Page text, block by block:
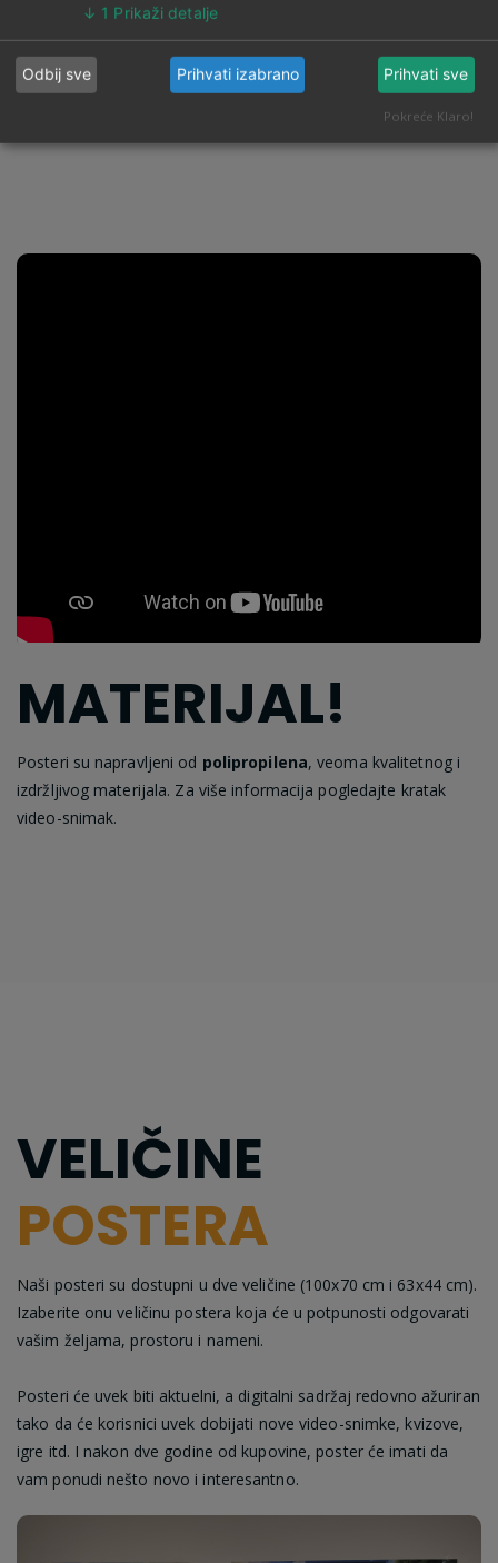
↓ 1 Prikaži detalje
Odbij sve Prihvati izabrano Prihvati sve
Pokreće Klaro!
MATERIJAL!
Posteri su napravljeni od polipropilena, veoma kvalitetnog i
izdržljivog materijala. Za više informacija pogledajte kratak
video-snimak.
VELIČINE
POSTERA
Naši posteri su dostupni u dve veličine (100x70 cm i 63x44 cm).
Izaberite onu veličinu postera koja će u potpunosti odgovarati
vašim željama, prostoru i nameni.
Posteri će uvek biti aktuelni, a digitalni sadržaj redovno ažuriran
tako da će korisnici uvek dobijati nove video-snimke, kvizove,
igre itd. I nakon dve godine od kupovine, poster će imati da
vam ponudi nešto novo i interesantno.